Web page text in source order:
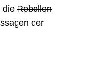
die Rebellen
der